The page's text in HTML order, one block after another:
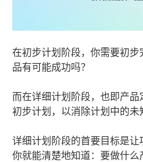
在初步计划阶段，你需要初
品有可能成功吗？
而在详细计划阶段，也即产
初步计划，以消除计划中的未
详细计划阶段的首要目标是
你就能清楚地知道：要做什